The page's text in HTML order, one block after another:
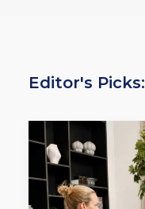
Editor's Picks: